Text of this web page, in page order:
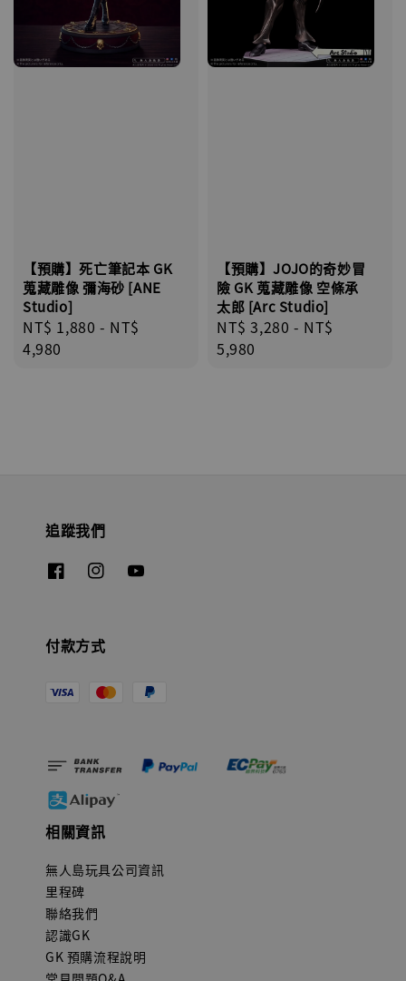
【預購】死亡筆記本 GK
蒐藏雕像 彌海砂 [ANE
Studio]
Regular
price
NT$ 1,880 - NT$
4,980
【預購】JOJO的奇妙冒
險 GK 蒐藏雕像 空條承
太郎 [Arc Studio]
Regular
price
NT$ 3,280 - NT$
5,980
追蹤我們
付款方式
相關資訊
無人島玩具公司資訊
里程碑
聯絡我們
認識GK
GK 預購流程說明